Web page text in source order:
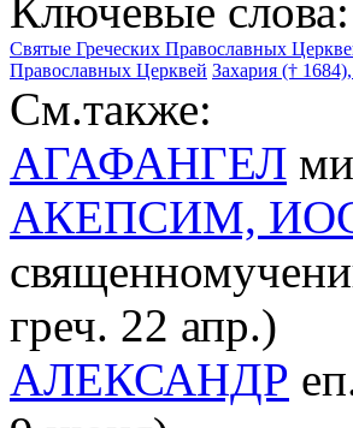
Ключевые слова:
Святые Греческих Православных
Православных Церквей Захария (†
См.также:
АГАФАНГЕЛ
АКЕПСИМ,
греч. 22 апр.)
АЛЕКСАНДР